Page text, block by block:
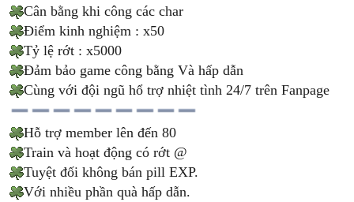
Cân bằng khi công các char
Điểm kinh nghiệm : x50
Tỷ lệ rớt : x5000
Đảm bảo game công bằng Và hấp dẫn
Cùng với đội ngũ hổ trợ nhiệt tình 24/7 trên Fanpage
Hỗ trợ member lên đến 80
Train và hoạt động có rớt @
Tuyệt đối không bán pill EXP.
Với nhiều phần quà hấp dẫn.